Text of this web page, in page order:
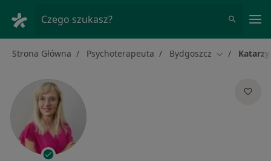
Czego szukasz?
Strona Główna Psychoterapeuta Bydgoszcz Zmień miasto